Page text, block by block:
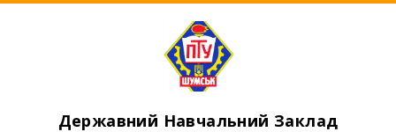
Державний Навчальний Заклад